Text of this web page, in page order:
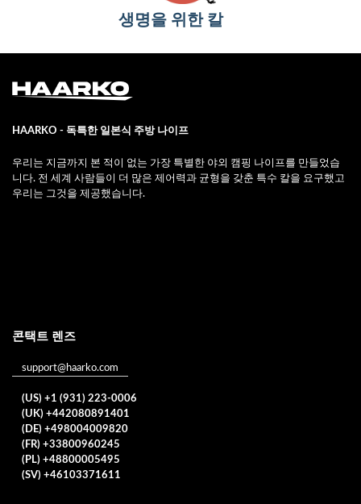
생명을 위한 칼
HAARKO - 독특한 일본식 주방 나이프
우리는 지금까지 본 적이 없는 가장 특별한 야외 캠핑 나이프를 만들었습
니다. 전 세계 사람들이 더 많은 제어력과 균형을 갖춘 특수 칼을 요구했고
우리는 그것을 제공했습니다.
콘택트 렌즈
support@haarko.com
(US) +1 (931) 223-0006
(UK) +442080891401
(DE) +498004009820
(FR) +33800960245
(PL) +48800005495
(SV) +46103371611